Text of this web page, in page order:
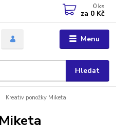
Menu
Hledat
0 ks
za 0 Kč
Kreativ ponožky Miketa